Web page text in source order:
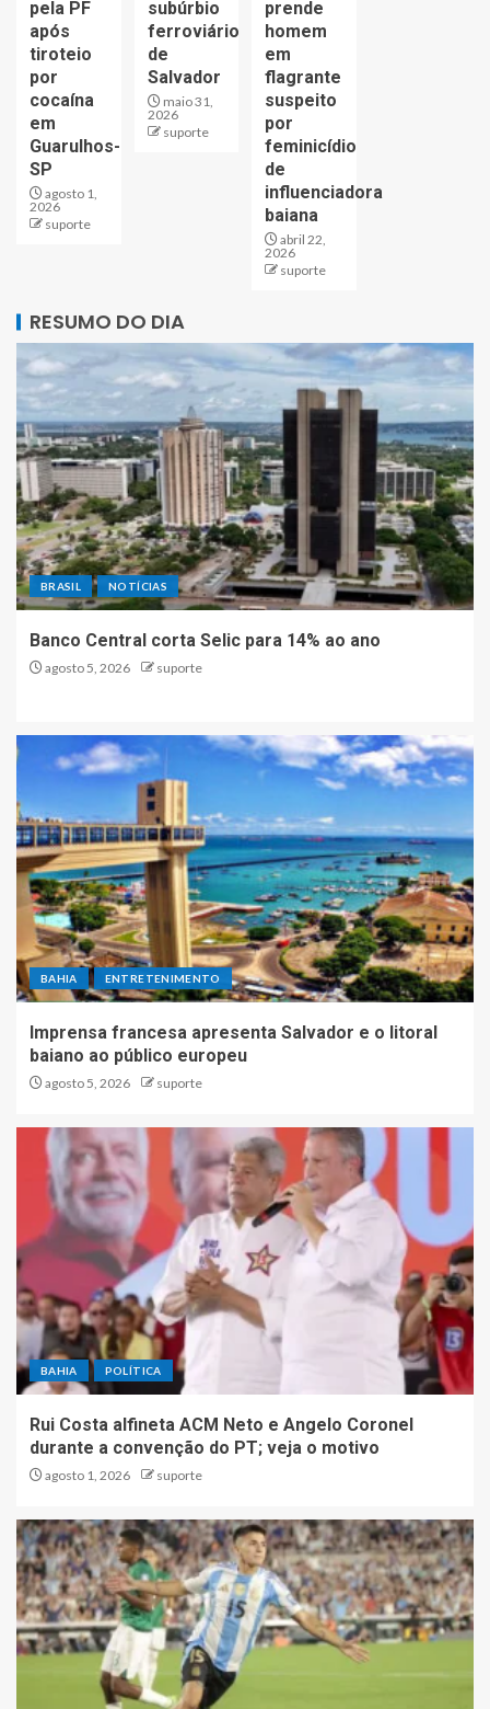
pela PF
após
tiroteio
por
cocaína
em
Guarulhos-
SP
agosto 1,
2026
suporte
subúrbio
ferroviário
de
Salvador
maio 31,
2026
suporte
prende
homem
em
flagrante
suspeito
por
feminicídio
de
influenciadora
baiana
abril 22,
2026
suporte
RESUMO DO DIA
BRASIL NOTÍCIAS
Banco Central corta Selic para 14% ao ano
agosto 5, 2026 suporte
BAHIA ENTRETENIMENTO
Imprensa francesa apresenta Salvador e o litoral
baiano ao público europeu
agosto 5, 2026 suporte
BAHIA POLÍTICA
Rui Costa alfineta ACM Neto e Angelo Coronel
durante a convenção do PT; veja o motivo
agosto 1, 2026 suporte